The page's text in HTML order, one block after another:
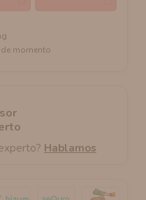
momento
Hablamos